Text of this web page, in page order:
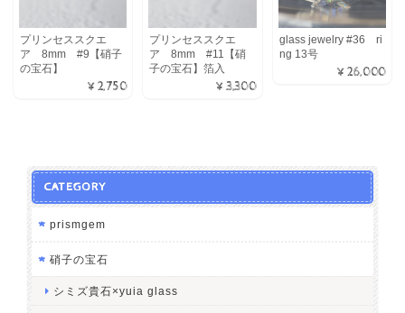
プリンセススクエ
ア 8mm #9【硝子
の宝石】
¥2,750
プリンセススクエ
ア 8mm #11【硝
子の宝石】箔入
¥3,300
glass jewelry #36 ri
ng 13号
¥26,000
CATEGORY
prismgem
硝子の宝石
シミズ貴石×yuia glass